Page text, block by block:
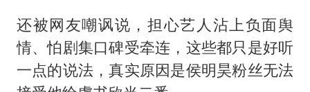
还被网友嘲讽说，担心艺人沾上负面舆
情、怕剧集口碑受牵连，这些都只是好听
一点的说法，真实原因是侯明昊粉丝无法